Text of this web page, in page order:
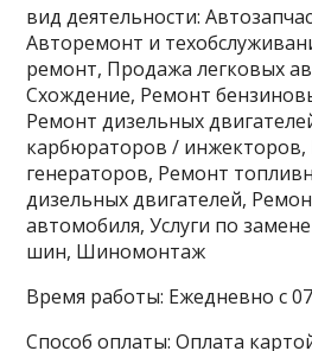
вид деятельности:
Авторемонт и
ремонт, Продажа легковых
Схождение, Ремонт
Ремонт дизельных
карбюраторов / инжекторов,
генераторов, Ремонт
дизельных двигателей,
автомобиля, Услуги по
шин, Шиномонтаж
Время работы: Ежедневно с
Способ оплаты: Оплата